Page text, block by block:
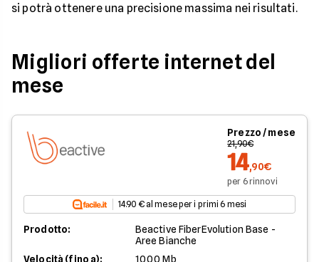
si potrà ottenere una precisione massima nei risultati.
Migliori offerte internet del
mese
Prezzo / mese
21,90€
14,90€
per 6 rinnovi
14.90 € al mese per i primi 6 mesi
Prodotto:
Beactive FiberEvolution Base -
Aree Bianche
Velocità (fino a):
1000 Mb